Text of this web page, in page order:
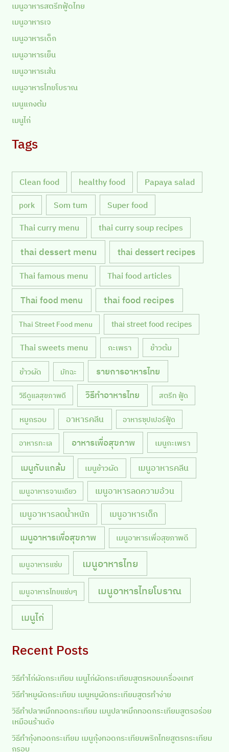
เมนูอาหารสตรีทฟู้ดไทย
เมนูอาหารเจ
เมนูอาหารเด็ก
เมนูอาหารเย็น
เมนูอาหารเส้น
เมนูอาหารไทยโบราณ
เมนูแกงต้ม
เมนูไก่
Tags
Clean food healthy food Papaya salad
pork Som tum Super food
Thai curry menu thai curry soup recipes
thai dessert menu thai dessert recipes
Thai famous menu Thai food articles
Thai food menu thai food recipes
Thai Street Food menu thai street food recipes
Thai sweets menu กะเพรา ข้าวต้ม
ข้าวผัด มัทฉะ รายการอาหารไทย
วิธีดูแลสุขภาพดี วิธีทำอาหารไทย สตรีท ฟู้ด
หมูกรอบ อาหารคลีน อาหารซุปเปอร์ฟู้ด
อาหารทะเล อาหารเพื่อสุขภาพ เมนูกะเพรา
เมนูกับแกล้ม เมนูข้าวผัด เมนูอาหารคลีน
เมนูอาหารจานเดียว เมนูอาหารลดความอ้วน
เมนูอาหารลดน้ำหนัก เมนูอาหารเด็ก
เมนูอาหารเพื่อสุขภาพ เมนูอาหารเพื่อสุขภาพดี
เมนูอาหารแซ่บ เมนูอาหารไทย
เมนูอาหารไทยแซ่บๆ เมนูอาหารไทยโบราณ
เมนูไก่
Recent Posts
วิธีทำไก่ผัดกระเทียม เมนูไก่ผัดกระเทียมสูตรหอมเครื่องเทศ
วิธีทำหมูผัดกระเทียม เมนูหมูผัดกระเทียมสูตรทำง่าย
วิธีทำปลาหมึกทอดกระเทียม เมนูปลาหมึกทอดกระเทียมสูตรอร่อย
เหมือนร้านดัง
วิธีทำกุ้งทอดกระเทียม เมนูกุ้งทอดกระเทียมพริกไทยสูตรกระเทียม
กรอบ